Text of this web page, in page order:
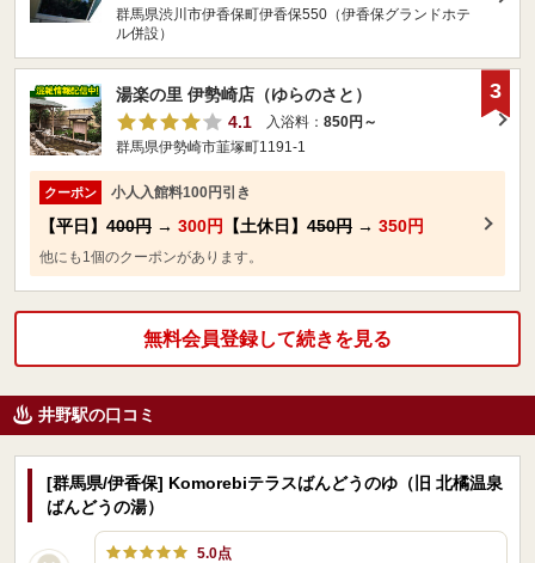
群馬県渋川市伊香保町伊香保550（伊香保グランドホテ
ル併設）
湯楽の里 伊勢崎店（ゆらのさと）
4.1
入浴料： 850円～
群馬県伊勢崎市韮塚町1191-1
クーポン 小人入館料100円引き
【平日】 400円 → 300円 【土休日】 450円 → 350円
他にも1個のクーポンがあります。
3
無料会員登録して続きを見る
井野駅の口コミ
[群馬県/伊香保] Komorebiテラスばんどうのゆ（旧 北橘温泉
ばんどうの湯）
5.0点